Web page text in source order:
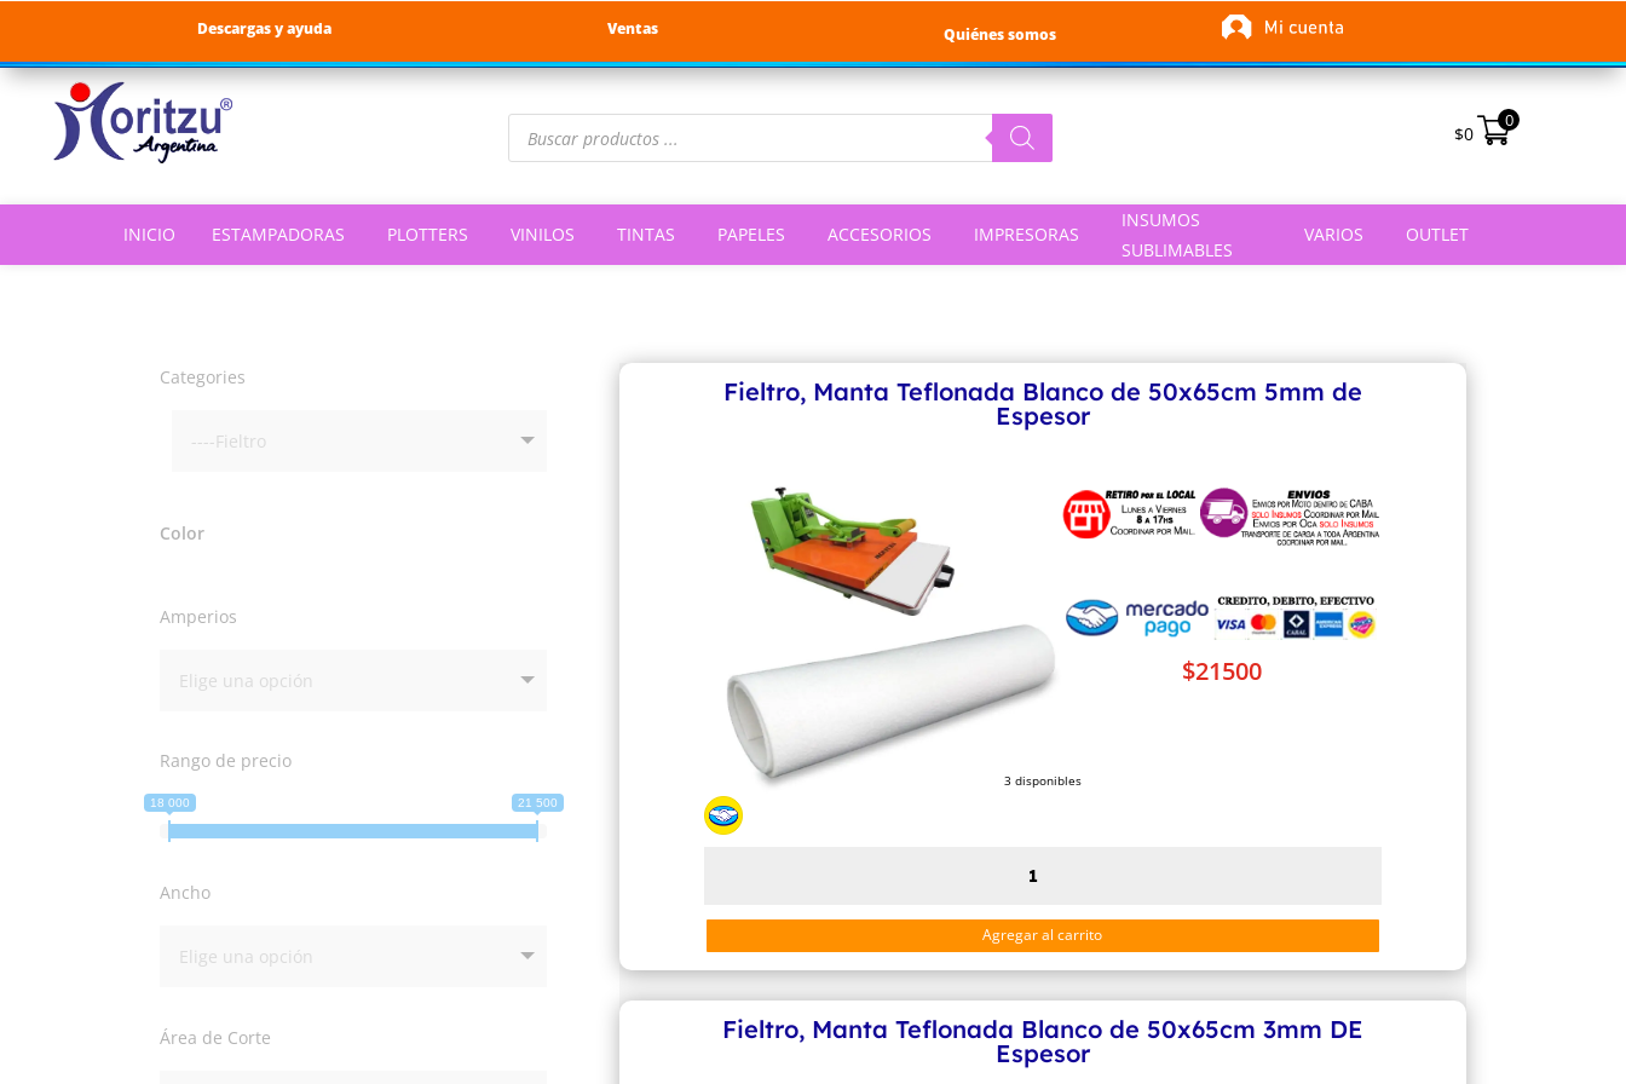
Descargas y ayuda Ventas Quiénes somos
Búsqueda
productos
$0
0
INICIO ESTAMPADORAS PLOTTERS VINILOS TINTAS PAPELES ACCESORIOS IMPRESORAS
INSUMOS
SUBLIMABLES
VARIOS OUTLET
Categories
Color
Amperios
Rango de precio
18 000 21 500
Ancho
Área de Corte
Fieltro, Manta Teflonada Blanco de 50x65cm 5mm de
Espesor
$21500
3 disponibles
Teflonada
Blanco
50x65cm
Agregar al carrito
Fieltro, Manta Teflonada Blanco de 50x65cm 3mm DE
Espesor